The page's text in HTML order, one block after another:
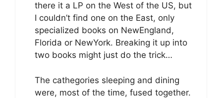
there it a LP on the West of the US, but
I couldn’t find one on the East, only
specialized books on NewEngland,
Florida or NewYork. Breaking it up into
two books might just do the trick…
The cathegories sleeping and dining
were, most of the time, fused together.